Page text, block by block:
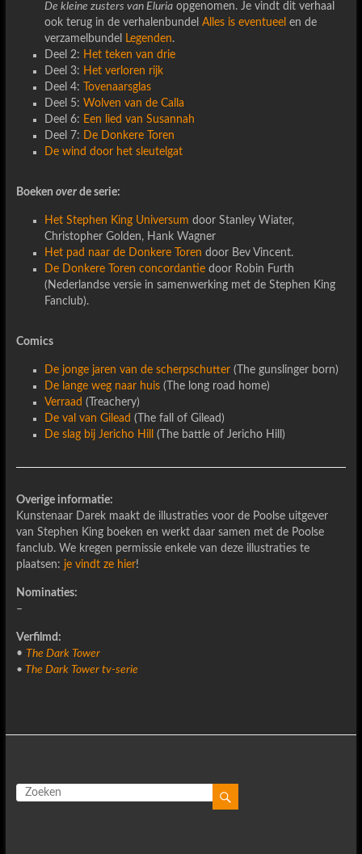
De kleine zusters van Eluriaopgenomen. Je vindt dit verhaal
ook terug in de verhalenbundel Alles is eventueel en de
verzamelbundel
Legenden.
Deel 2: Het teken van drie
Deel 3: Het verloren rijk
Deel 4:
Tovenaarsglas
Deel 5: Wolven van de Calla
Deel 6: Een lied van Susannah
Deel 7: De Donkere Toren
De wind door het sleutelgat
Boeken overde serie:
Het Stephen King Universum door Stanley Wiater,
Christopher Golden, Hank Wagner
Het pad naar de Donkere Toren door Bev Vincent.
De Donkere Toren concordantiedoor Robin Furth
(Nederlandse versie in samenwerking met de Stephen King
Fanclub).
Comics
De jonge jaren van de scherpschutter (The gunslinger born)
De lange weg naar huis(The long road home)
Verraad (Treachery)
De val van Gilead (The fall of Gilead)
De slag bij Jericho Hill
(The battle of Jericho Hill)
Overige informatie:
Kunstenaar Darek maakt de illustraties voor de Poolse uitgever
van Stephen King boeken en werkt daar samen met de Poolse
fanclub. We kregen permissie enkele van deze illustraties te
plaatsen: je vindt ze hier!
Nominaties:
–
Verfilmd:
• The Dark Tower
• The Dark Tower tv-serie